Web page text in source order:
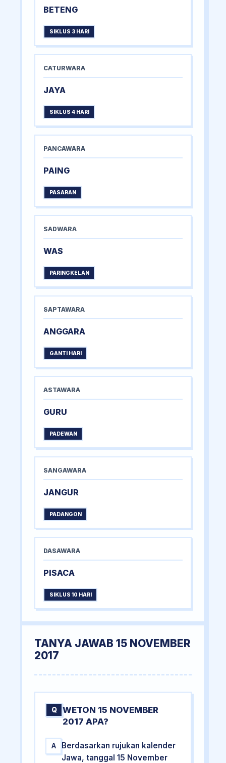
BETENG
SIKLUS 3 HARI
CATURWARA
JAYA
SIKLUS 4 HARI
PANCAWARA
PAING
PASARAN
SADWARA
WAS
PARINGKELAN
SAPTAWARA
ANGGARA
GANTI HARI
ASTAWARA
GURU
PADEWAN
SANGAWARA
JANGUR
PADANGON
DASAWARA
PISACA
SIKLUS 10 HARI
TANYA JAWAB 15 NOVEMBER
2017
Q
WETON 15 NOVEMBER
2017 APA?
A
Berdasarkan rujukan kalender
Jawa, tanggal 15 November